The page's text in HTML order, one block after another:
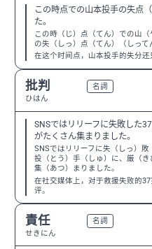
この時点での山本投手の失点
た。
この時（じ）点（てん）での山（
の失（しっ）点（てん）（しって
在这个时间点，山本投手的失分还
批判
ひはん
名詞
SNSではリリーフに失敗した
がたくさん集まりました。
SNSではリリーフに失（しっ）
投（とう）手（しゅ）に、厳（
集（あつ）まりました。
在社交媒体上，对于救援失败的
评。
責任
せきにん
名詞